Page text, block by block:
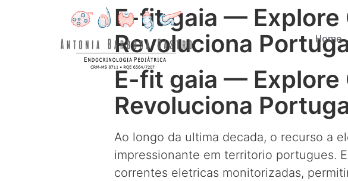
Home
E-fit gaia — Explore
Revoluciona
E-fit gaia — Explore
Revoluciona
Ao longo da ultima decada, o recurso a
impressionante em territorio portugues.
correntes eletricas monitorizadas,